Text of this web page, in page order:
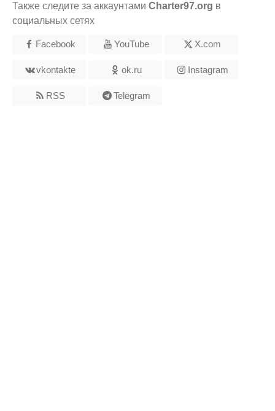
Также следите за аккаунтами Charter97.org в
социальных сетях
Facebook YouTube X.com
vkontakte ok.ru Instagram
RSS Telegram